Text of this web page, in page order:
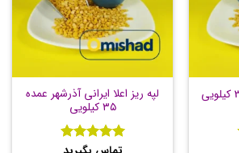
لپه ریز اعلا ایرانی آذرشهر عمده
۳۵ کیلویی
نمره 5از